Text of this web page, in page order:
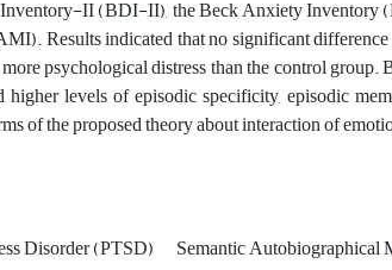
II (BDI-II), the Beck Anxiety
Results indicated that no significant
psychological distress than the control
levels of episodic specificity, episodic
of the proposed theory about interaction of
Disorder (PTSD) Semantic Autobiographical